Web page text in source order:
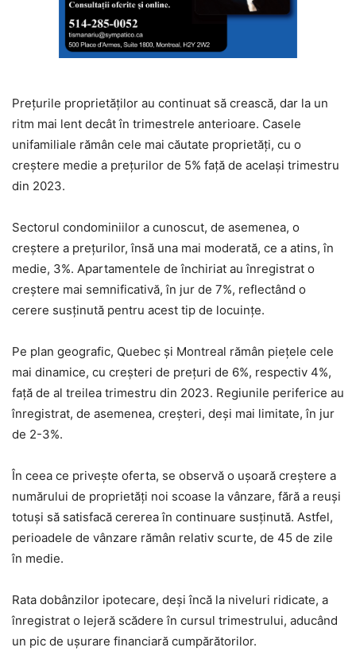
Prețurile proprietăților au continuat să crească, dar la un
ritm mai lent decât în trimestrele anterioare. Casele
unifamiliale rămân cele mai căutate proprietăți, cu o
creștere medie a prețurilor de 5% față de același trimestru
din 2023.
Sectorul condominiilor a cunoscut, de asemenea, o
creștere a prețurilor, însă una mai moderată, ce a atins, în
medie, 3%. Apartamentele de închiriat au înregistrat o
creștere mai semnificativă, în jur de 7%, reflectând o
cerere susținută pentru acest tip de locuințe.
Pe plan geografic, Quebec și Montreal rămân piețele cele
mai dinamice, cu creșteri de prețuri de 6%, respectiv 4%,
față de al treilea trimestru din 2023. Regiunile periferice au
înregistrat, de asemenea, creșteri, deși mai limitate, în jur
de 2-3%.
În ceea ce privește oferta, se observă o ușoară creștere a
numărului de proprietăți noi scoase la vânzare, fără a reuși
totuși să satisfacă cererea în continuare susținută. Astfel,
perioadele de vânzare rămân relativ scurte, de 45 de zile
în medie.
Rata dobânzilor ipotecare, deși încă la niveluri ridicate, a
înregistrat o lejeră scădere în cursul trimestrului, aducând
un pic de ușurare financiară cumpărătorilor.